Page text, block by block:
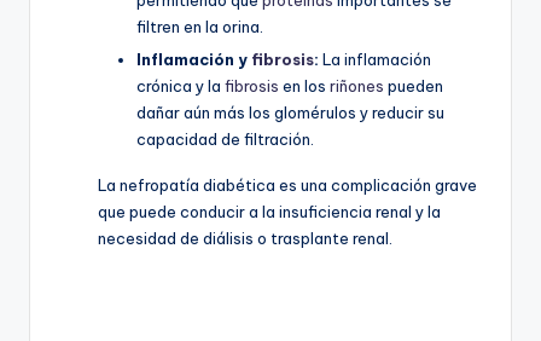
filtren en la orina.
Inflamación y fibrosis: La inflamación
crónica y la fibrosis en los riñones pueden
dañar aún más los glomérulos y reducir su
capacidad de filtración.
La nefropatía diabética es una complicación grave
que puede conducir a la insuficiencia renal y la
necesidad de diálisis o trasplante renal.